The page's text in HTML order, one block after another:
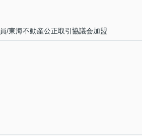
/東海不動産公正取引協議会加盟